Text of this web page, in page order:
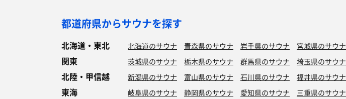
都道府県からサウナを探す
北海道・東北 北海道のサウナ 青森県のサウナ 岩手県のサウナ 宮城県のサウナ
関東 茨城県のサウナ 栃木県のサウナ 群馬県のサウナ 埼玉県のサウナ
北陸・甲信越 新潟県のサウナ 富山県のサウナ 石川県のサウナ 福井県のサウナ
東海 岐阜県のサウナ 静岡県のサウナ 愛知県のサウナ 三重県のサウナ